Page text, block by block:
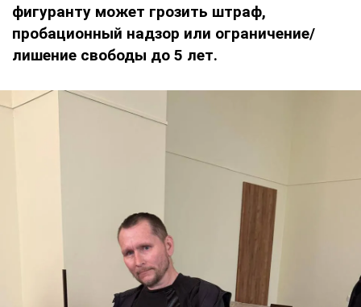
фигуранту может грозить штраф,
пробационный надзор или ограничение/
лишение свободы до 5 лет.